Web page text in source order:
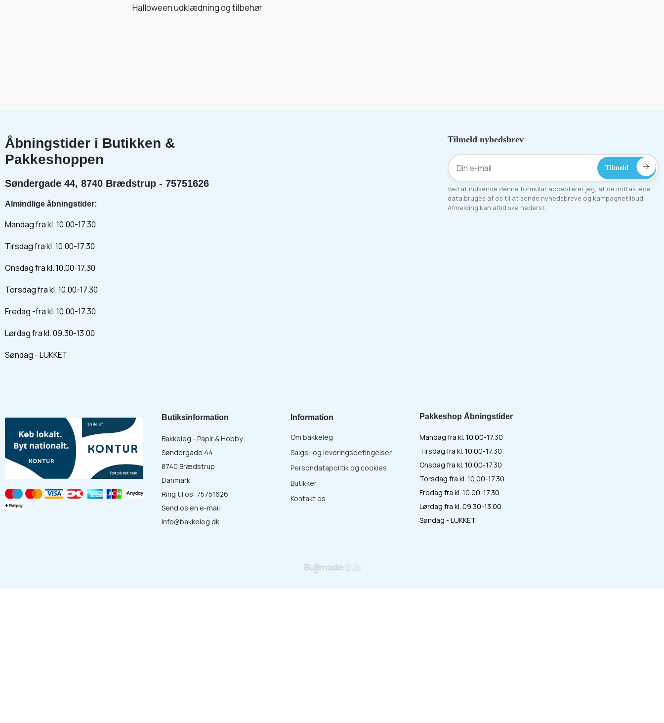
Halloween udklædning og tilbehør
Åbningstider i Butikken &
Pakkeshoppen
Søndergade 44, 8740 Brædstrup - 75751626
Almindlige åbningstider:
Mandag fra kl. 10.00-17.30
Tirsdag fra kl. 10.00-17.30
Onsdag fra kl. 10.00-17.30
Torsdag fra kl. 10.00-17.30
Fredag -fra kl. 10.00-17.30
Lørdag fra kl. 09.30-13.00
Søndag - LUKKET
Tilmeld nyhedsbrev
Ved at indsende denne formular accepterer jeg, at de indtastede
data bruges af os til at sende nyhedsbreve og kampagnetilbud.
Afmelding kan altid ske nederst.
Pakkeshop Åbningstider
Mandag fra kl. 10.00-17.30
Tirsdag fra kl. 10.00-17.30
Onsdag fra kl. 10.00-17.30
Torsdag fra kl. 10.00-17.30
Fredag fra kl. 10.00-17.30
Lørdag fra kl. 09.30-13.00
Søndag - LUKKET
Butiksinformation
Bakkeleg - Papir & Hobby
Søndergade 44
8740 Brædstrup
Danmark
Ring til os: 75751626
Send os en e-mail:
info@bakkeleg.dk
Information
Om bakkeleg
Salgs- og leveringsbetingelser
Persondatapolitik og cookies
Butikker
Kontakt os